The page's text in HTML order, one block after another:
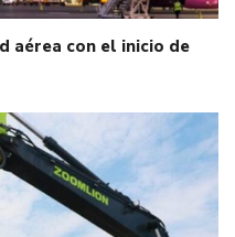
aérea con el inicio de